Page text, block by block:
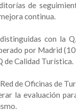
de
continua.
con la
por Madrid
de Calidad Turística.
de Oficinas de
la evaluación